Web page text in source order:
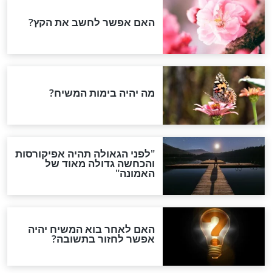
לחיזוק
בה'
כל המתפלל - פרקי תהילים
סגולתיים לחזרה בתשובה
חדשות יהדות
הותר לפרסום: לוחמי מילואים
נהרגו בדרום לבנון